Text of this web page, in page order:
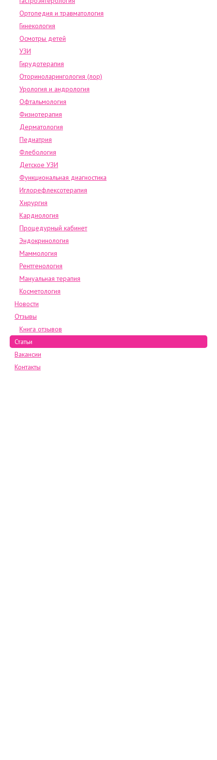
Ортопедия и травматология
Гинекология
Осмотры детей
УЗИ
Гирудотерапия
Оториноларингология (лор)
Урология и андрология
Офтальмология
Физиотерапия
Дерматология
Педиатрия
Флебология
Детское УЗИ
Функциональная диагностика
Иглорефлексотерапия
Хирургия
Кардиология
Процедурный кабинет
Эндокринология
Маммология
Рентгенология
Мануальная терапия
Косметология
Новости
Отзывы
Книга отзывов
Статьи
Вакансии
Контакты